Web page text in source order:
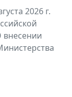
2026 г.